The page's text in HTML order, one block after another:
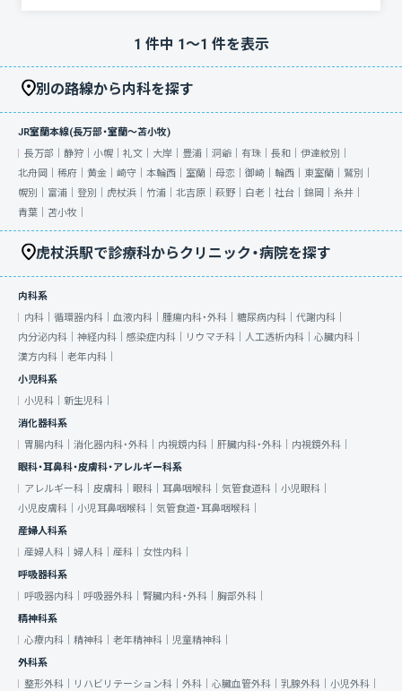
1 件中 1〜1 件を表示
別の路線から内科を探す
JR室蘭本線(長万部・室蘭～苫小牧)
長万部｜ 静狩｜ 小幌｜ 礼文｜ 大岸｜ 豊浦｜ 洞爺｜ 有珠｜ 長和｜ 伊達紋別｜
北舟岡｜ 稀府｜ 黄金｜ 崎守｜ 本輪西｜ 室蘭｜ 母恋｜ 御崎｜ 輪西｜ 東室蘭｜ 鷲別｜
幌別｜ 富浦｜ 登別｜ 虎杖浜｜ 竹浦｜ 北吉原｜ 萩野｜ 白老｜ 社台｜ 錦岡｜ 糸井｜
青葉｜ 苫小牧｜
虎杖浜駅で診療科からクリニック・病院を探す
内科系
内科｜ 循環器内科｜ 血液内科｜ 腫瘍内科・外科｜ 糖尿病内科｜ 代謝内科｜
内分泌内科｜ 神経内科｜ 感染症内科｜ リウマチ科｜ 人工透析内科｜ 心臓内科｜
漢方内科｜ 老年内科｜
小児科系
小児科｜ 新生児科｜
消化器科系
胃腸内科｜ 消化器内科・外科｜ 内視鏡内科｜ 肝臓内科・外科｜ 内視鏡外科｜
眼科・耳鼻科・皮膚科・アレルギー科系
アレルギー科｜ 皮膚科｜ 眼科｜ 耳鼻咽喉科｜ 気管食道科｜ 小児眼科｜
小児皮膚科｜ 小児耳鼻咽喉科｜ 気管食道・耳鼻咽喉科｜
産婦人科系
産婦人科｜ 婦人科｜ 産科｜ 女性内科｜
呼吸器科系
呼吸器内科｜ 呼吸器外科｜ 腎臓内科・外科｜ 胸部外科｜
精神科系
心療内科｜ 精神科｜ 老年精神科｜ 児童精神科｜
外科系
整形外科｜
リハビリテーション科｜ 外科｜ 心臓血管外科｜ 乳腺外科｜ 小児外科｜